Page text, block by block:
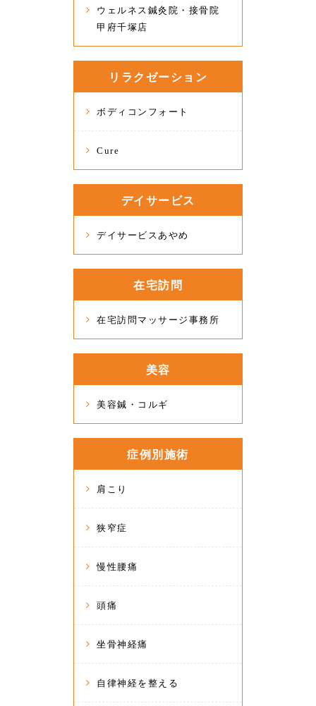
ウェルネス鍼灸院・接骨院
甲府千塚店
リラクゼーション
ボディコンフォート
Cure
デイサービス
デイサービスあやめ
在宅訪問
在宅訪問マッサージ事務所
美容
美容鍼・コルギ
症例別施術
肩こり
狭窄症
慢性腰痛
頭痛
坐骨神経痛
自律神経を整える